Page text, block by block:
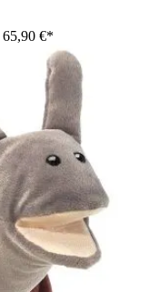
65,90 €*